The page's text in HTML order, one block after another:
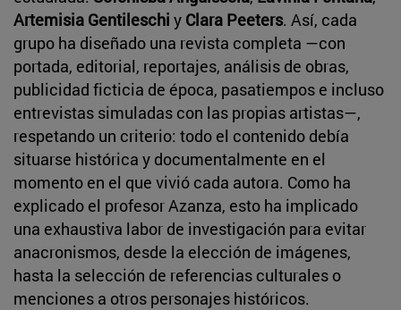
Artemisia Gentileschi y Clara Peeters. Así, cada
grupo ha diseñado una revista completa —con
portada, editorial, reportajes, análisis de obras,
publicidad ficticia de época, pasatiempos e incluso
entrevistas simuladas con las propias artistas—,
respetando un criterio: todo el contenido debía
situarse histórica y documentalmente en el
momento en el que vivió cada autora. Como ha
explicado el profesor Azanza, esto ha implicado
una exhaustiva labor de investigación para evitar
anacronismos, desde la elección de imágenes,
hasta la selección de referencias culturales o
menciones a otros personajes históricos.